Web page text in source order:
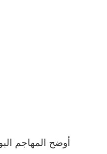
أوضح المهاجم